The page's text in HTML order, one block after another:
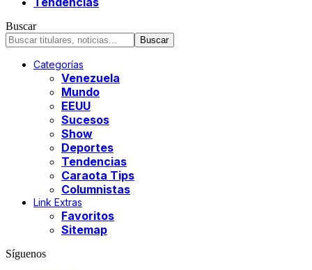
Buscar
Categorías
Venezuela
Mundo
EEUU
Sucesos
Show
Deportes
Tendencias
Caraota Tips
Columnistas
Link Extras
Favoritos
Sitemap
Síguenos